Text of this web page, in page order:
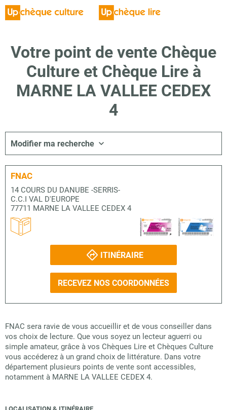
Votre point de vente Chèque
Culture et Chèque Lire à
MARNE LA VALLEE CEDEX
4
Modifier ma recherche
FNAC
14 COURS DU DANUBE -SERRIS-
C.C.I VAL D'EUROPE
77711 MARNE LA VALLEE CEDEX 4
ITINÉRAIRE
RECEVEZ NOS COORDONNÉES
FNAC sera ravie de vous accueillir et de vous conseiller dans
vos choix de lecture. Que vous soyez un lecteur aguerri ou
simple amateur, grâce à vos Chèques Lire et Chèques Culture
vous accéderez à un grand choix de littérature. Dans votre
département plusieurs points de vente sont accessibles,
notamment à MARNE LA VALLEE CEDEX 4.